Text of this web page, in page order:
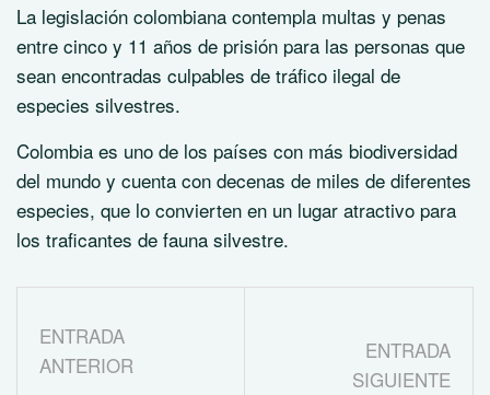
La legislación colombiana contempla multas y penas
entre cinco y 11 años de prisión para las personas que
sean encontradas culpables de tráfico ilegal de
especies silvestres.
Colombia es uno de los países con más biodiversidad
del mundo y cuenta con decenas de miles de diferentes
especies, que lo convierten en un lugar atractivo para
los traficantes de fauna silvestre.
ENTRADA
ANTERIOR
ENTRADA
SIGUIENTE